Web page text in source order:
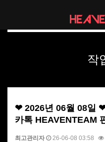
헤븐팀 작업현황
작
❤ 2026년 06월 08일
카톡 HEAVENTEAM
최고관리자 26-06-08 03:58